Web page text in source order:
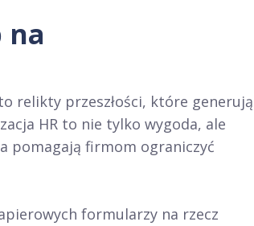
na
relikty przeszłości, które generują
HR to nie tylko wygoda, ale
pomagają firmom ograniczyć
formularzy na rzecz